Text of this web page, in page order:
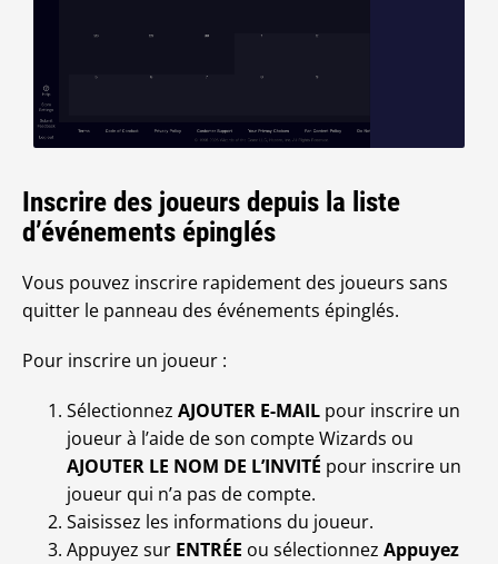
Inscrire des joueurs depuis la liste
d’événements épinglés
Vous pouvez inscrire rapidement des joueurs sans
quitter le panneau des événements épinglés.
Pour inscrire un joueur :
Sélectionnez AJOUTER E-MAIL pour inscrire un
joueur à l’aide de son compte Wizards ou
AJOUTER LE NOM DE L’INVITÉ pour inscrire un
joueur qui n’a pas de compte.
Saisissez les informations du joueur.
Appuyez sur ENTRÉE ou sélectionnez Appuyez